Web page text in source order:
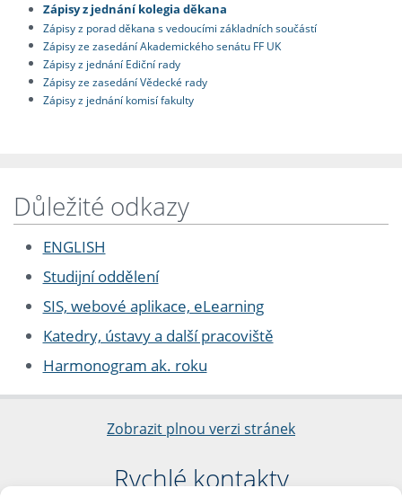
Zápisy z jednání kolegia děkana
Zápisy z porad děkana s vedoucími základních součástí
Zápisy ze zasedání Akademického senátu FF UK
Zápisy z jednání Ediční rady
Zápisy ze zasedání Vědecké rady
Zápisy z jednání komisí fakulty
Důležité odkazy
ENGLISH
Studijní oddělení
SIS, webové aplikace, eLearning
Katedry, ústavy a další pracoviště
Harmonogram ak. roku
Zobrazit plnou verzi stránek
Rychlé kontakty